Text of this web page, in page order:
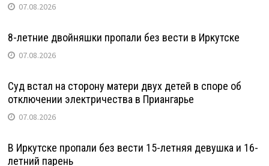
07.08.2026
8-летние двойняшки пропали без вести в Иркутске
07.08.2026
Суд встал на сторону матери двух детей в споре об
отключении электричества в Приангарье
07.08.2026
В Иркутске пропали без вести 15-летняя девушка и 16-
летний парень